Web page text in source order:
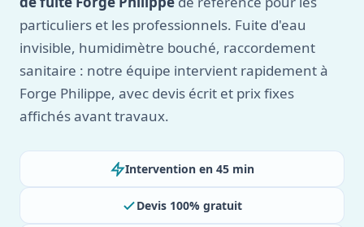
particuliers et les professionnels. Fuite d'eau
invisible, humidimètre bouché, raccordement
sanitaire : notre équipe intervient rapidement à
Forge Philippe, avec devis écrit et prix fixes
affichés avant travaux.
Intervention en 45 min
Devis 100% gratuit